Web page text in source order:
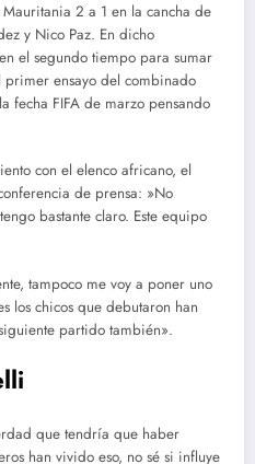
2 a 1 en la cancha de
y Nico Paz. En dicho
el segundo tiempo para sumar
primer ensayo del combinado
fecha FIFA de marzo pensando
con el elenco africano, el
de prensa: »No
bastante claro. Este equipo
tampoco me voy a poner uno
los chicos que debutaron han
partido también».
que tendría que haber
han vivido eso, no sé si influye